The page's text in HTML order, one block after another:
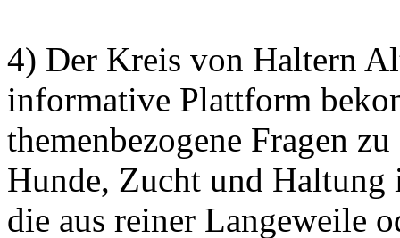
4) Der Kreis von Haltern
informative Plattform
themenbezogene Fragen
Hunde, Zucht und Haltung
die aus reiner Langeweile